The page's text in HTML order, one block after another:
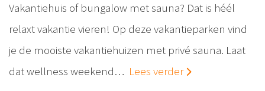
Vakantiehuis of bungalow met sauna? Dat is héél
relaxt vakantie vieren! Op deze vakantieparken vind
je de mooiste vakantiehuizen met privé sauna. Laat
dat wellness weekend… Lees verder